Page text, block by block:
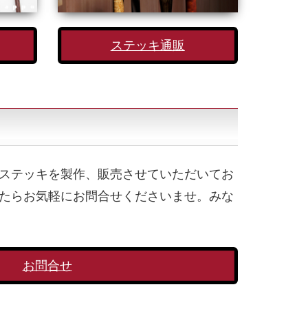
ステッキ通販
テッキを製作、販売させていただいてお
らお気軽にお問合せくださいませ。みな
お問合せ